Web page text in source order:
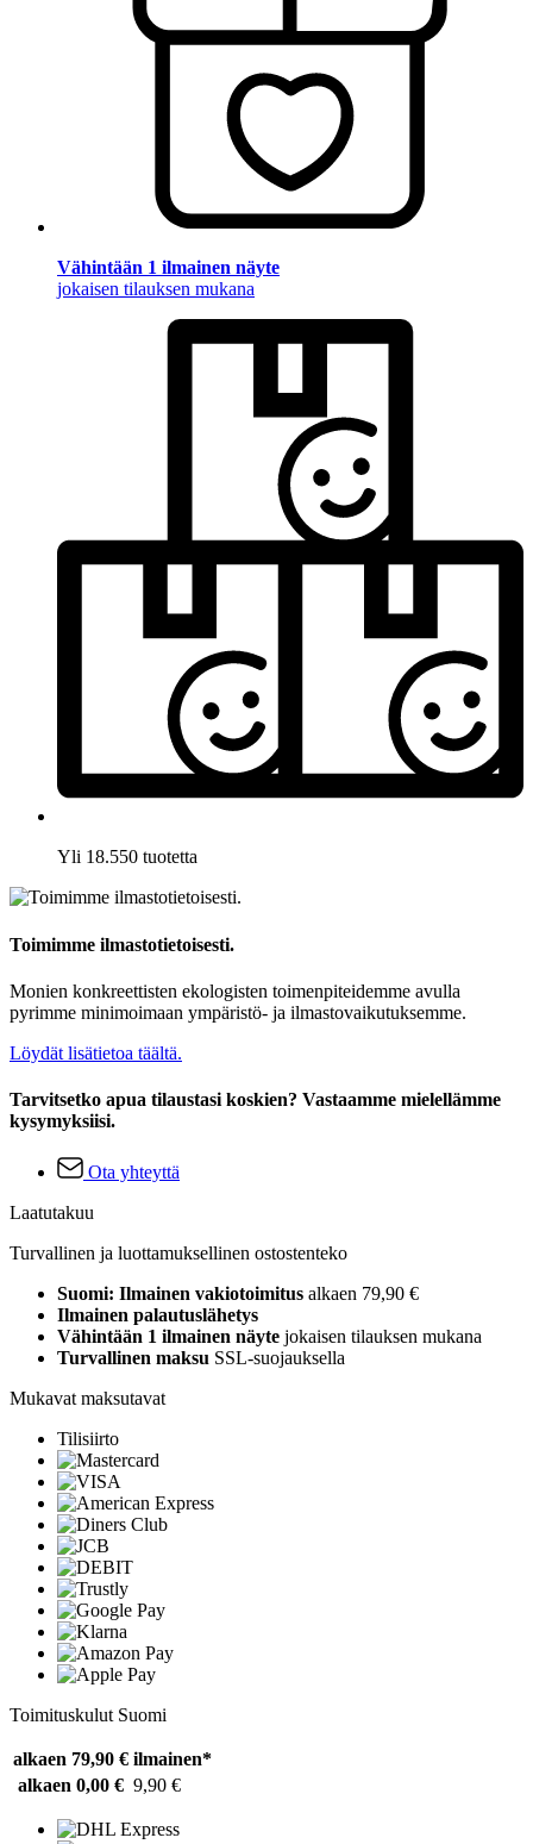
Vähintään 1 ilmainen näyte
jokaisen tilauksen mukana
Yli 18.550 tuotetta
Toimimme ilmastotietoisesti.
Monien konkreettisten ekologisten toimenpiteidemme avulla
pyrimme minimoimaan ympäristö- ja ilmastovaikutuksemme.
Löydät lisätietoa täältä.
Tarvitsetko apua tilaustasi koskien? Vastaamme mielellämme
kysymyksiisi.
Ota yhteyttä
Laatutakuu
Turvallinen ja luottamuksellinen ostostenteko
Suomi: Ilmainen vakiotoimitus alkaen 79,90 €
Ilmainen palautuslähetys
Vähintään 1 ilmainen näyte jokaisen tilauksen mukana
Turvallinen maksu SSL-suojauksella
Mukavat maksutavat
Tilisiirto
Toimituskulut Suomi
alkaen 79,90 € ilmainen*
alkaen 0,00 € 9,90 €